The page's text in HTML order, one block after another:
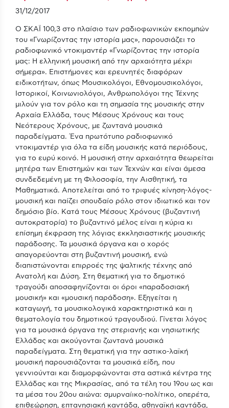
31/12/2017
Ο ΣΚΑΪ 100,3 στο πλαίσιο των ραδιοφωνικών εκπομπών
του «Γνωρίζοντας την ιστορία μας», παρουσιάζει το
ραδιοφωνικό ντοκιμαντέρ «Γνωρίζοντας την ιστορία
μας: Η ελληνική μουσική από την αρχαιότητα μέχρι
σήμερα». Eπιστήμονες και ερευνητές διαφόρων
ειδικοτήτων, όπως Μουσικολόγοι, Εθνομουσικολόγοι,
Ιστορικοί, Κοινωνιολόγοι, Ανθρωπολόγοι της Τέχνης
μιλούν για τον ρόλο και τη σημασία της μουσικής στην
Αρχαία Ελλάδα, τους Μέσους Χρόνους και τους
Νεότερους Χρόνους, με ζωντανά μουσικά
παραδείγματα. Ένα πρωτότυπο ραδιοφωνικό
ντοκιμαντέρ για όλα τα είδη μουσικής κατά περιόδους,
για το ευρύ κοινό. Η μουσική στην αρχαιότητα θεωρείται
μητέρα των Επιστημών και των Τεχνών και είναι άμεσα
συνδεδεμένη με τη Φιλοσοφία, την Αισθητική, τα
Μαθηματικά. Αποτελείται από το τριφυές κίνηση-λόγος-
μουσική και παίζει σπουδαίο ρόλο στον ιδιωτικό και τον
δημόσιο βίο. Κατά τους Μέσους Χρόνους (βυζαντινή
αυτοκρατορία) το βυζαντινό μέλος είναι η κύρια κι
επίσημη έκφραση της λόγιας εκκλησιαστικής μουσικής
παράδοσης. Τα μουσικά όργανα και ο χορός
απαγορεύονται στη βυζαντινή μουσική, ενώ
διαπιστώνονται επιρροές της ψαλτικής τέχνης από
Ανατολή και Δύση. Στη θεματική για το δημοτικό
τραγούδι αποσαφηνίζονται οι όροι «παραδοσιακή
μουσική» και «μουσική παράδοση». Εξηγείται η
καταγωγή, τα μουσικολογικά χαρακτηριστικά και η
θεματολογία του δημοτικού τραγουδιού. Γίνεται λόγος
για τα μουσικά όργανα της στεριανής και νησιωτικής
Ελλάδας και ακούγονται ζωντανά μουσικά
παραδείγματα. Στη θεματική για την αστικο-λαϊκή
μουσική παρουσιάζονται τα μουσικά είδη, που
γεννιούνται και διαμορφώνονται στα αστικά κέντρα της
Ελλάδας και της Μικρασίας, από τα τέλη του 19ου ως και
τα μέσα του 20ου αιώνα: σμυρναίικο-πολίτικο, οπερέτα,
επιθεώρηση, επτανησιακή καντάδα, αθηναϊκή καντάδα,